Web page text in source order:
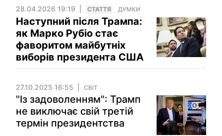
28.04.2026 19:19 СТАТТЯ ДУМКИ
Наступний після Трампа:
як Марко Рубіо стає
фаворитом майбутніх
виборів президента США
27.10.2025 16:55 СВІТ
"Із задоволенням": Трамп
не виключає свій третій
термін президентства